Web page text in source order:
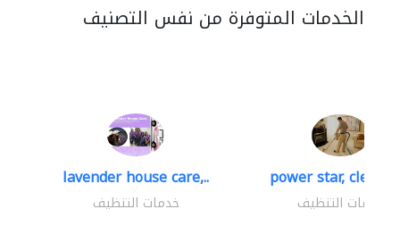
الخدمات المتوفرة من نفس التصنيف
lavender house care,..
خدمات التنظيف
power star,
خدمات التنظيف